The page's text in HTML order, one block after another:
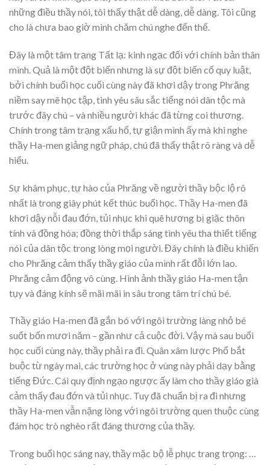
những điều thầy nói, tôi thấy thật dễ dàng, dễ dàng. Tôi cũng
cho là chưa bao giờ mình chăm chú nghe đến thế.
Đây là một tâm trạng Tất lạ: kinh ngạc đối với chính bản thân
mình. Quả là một đột biến nhưng là sự đột biến cố quy luật,
bởi chính buổi học cuối cùng này đã khơi dậy trong Phrăng
niềm say mê học tập, tình yêu sâu sắc tiếng nói dân tộc mà
trước đây chú – và nhiều người khác đã từng coi thương.
Chính trong tâm trạng xấu hổ, tự giận mình ấy mà khi nghe
thầy Ha-men giảng ngữ pháp, chú đã thấy thật rõ ràng và dễ
hiểu.
Sự khâm phục, tự hào của Phrăng về người thầy bộc lộ rõ
nhất là trong giây phút kết thúc buổi học. Thầy Ha-men đã
khơi dậy nỗi đau đớn, tủi nhục khi quê hương bị giặc thôn
tính và đồng hóa; đồng thời thắp sáng tình yêu tha thiết tiếng
nói của dân tộc trong lòng mọi người. Đây chính là điều khiến
cho Phrăng cảm thấy thầy giáo của mình rất đỗi lớn lao.
Phrăng cảm động vô cùng. Hình ảnh thầy giáo Ha-men tận
tụy và đáng kính sẽ mãi mãi in sâu trong tâm trí chú bé.
Thầy giáo Ha-men đã gắn bó với ngôi trường làng nhỏ bé
suốt bốn mươi năm – gần như cả cuộc đời. Vậy mà sau buổi
học cuối cùng này, thầy phải ra đi. Quân xâm lược Phổ bắt
buộc từ ngày mai, các trường học ở vùng này phải dạy bằng
tiếng Đức. Cái quy định ngạo ngược ấy làm cho thầy giáo già
cảm thấy đau đớn và tủi nhục. Tuy đã chuẩn bị ra đi nhưng
thầy Ha-men vẫn nặng lòng với ngôi trường quen thuộc cùng
đám học trò nghèo rất đáng thương của thầy.
Trong buổi học sáng nay, thầy mặc bộ lễ phục trang trọng: …